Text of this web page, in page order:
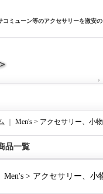
ミューン等のアクセサリーを激安
Men's > アクセサリー、小物
品一覧
Men's > アクセサリー、小